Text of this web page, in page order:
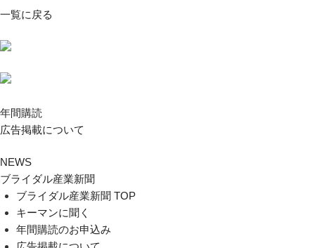
一覧に戻る
年間購読
広告掲載について
NEWS
ブライダル産業新聞
ブライダル産業新聞 TOP
キーマンに聞く
年間購読のお申込み